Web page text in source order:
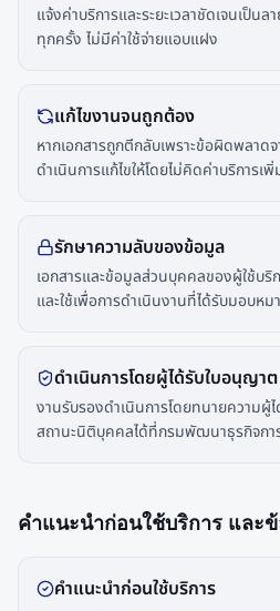
แจ้งค่าบริการและระยะเวลาชัดเจนเป็
ทุกครั้ง ไม่มีค่าใช้จ่ายแอบแฝง
แก้ไขงานจนถูกต้อง
หากเอกสารถูกตีกลับเพราะข้อผิดพลาดจ
ดำเนินการแก้ไขให้โดยไม่คิดค่าบริการเพิ่
รักษาความลับของข้อมูล
เอกสารและข้อมูลส่วนบุคคลของผู้ใช้บริ
และใช้เพื่อการดำเนินงานที่ได้รับมอบหม
ดำเนินการโดยผู้ได้รับใบอนุญาต
งานรับรองดำเนินการโดยทนายความ
สถานะนิติบุคคลได้ที่กรมพัฒนาธุรกิจกา
คำแนะนำก่อนใช้บริการ และข้
คำแนะนำก่อนใช้บริการ